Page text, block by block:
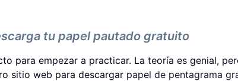
tu papel pautado gratuito
para empezar a practicar. La teoría es genial,
sitio web para descargar papel de pentagrama